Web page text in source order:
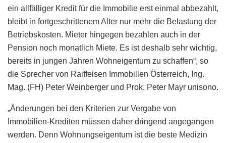
ein allfälliger Kredit für die Immobilie erst einmal abbezahlt,
bleibt in fortgeschrittenem Alter nur mehr die Belastung der
Betriebskosten. Mieter hingegen bezahlen auch in der
Pension noch monatlich Miete. Es ist deshalb sehr wichtig,
bereits in jungen Jahren Wohneigentum zu schaffen“, so
die Sprecher von Raiffeisen Immobilien Österreich, Ing.
Mag. (FH) Peter Weinberger und Prok. Peter Mayr unisono.
„Änderungen bei den Kriterien zur Vergabe von
Immobilien-Krediten müssen daher dringend angegangen
werden. Denn Wohnungseigentum ist die beste Medizin